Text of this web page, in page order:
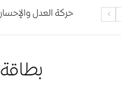
حركة العدل